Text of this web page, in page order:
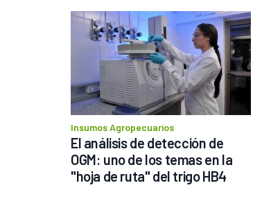
Insumos Agropecuarios
El análisis de detección de
OGM: uno de los temas en la
"hoja de ruta" del trigo HB4